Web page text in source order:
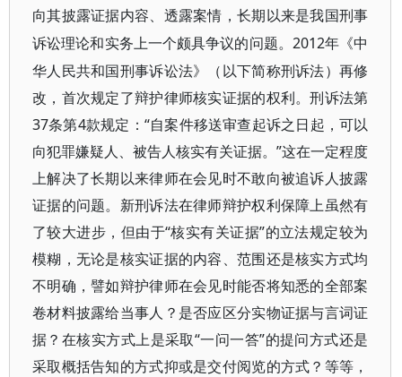
向其披露证据内容、透露案情，长期以来是我国刑事
诉讼理论和实务上一个颇具争议的问题。 2012年《中
华人民共和国刑事诉讼法》（以下简称刑诉法）再修
改，首次规定了辩护律师核实证据的权利。刑诉法第
37条第4款规定：“自案件移送审查起诉之日起，可以
向犯罪嫌疑人、被告人核实有关证据。”这在一定程度
上解决了长期以来律师在会见时不敢向被追诉人披露
证据的问题。新刑诉法在律师辩护权利保障上虽然有
了较大进步，但由于“核实有关证据”的立法规定较为
模糊，无论是核实证据的内容、范围还是核实方式均
不明确，譬如辩护律师在会见时能否将知悉的全部案
卷材料披露给当事人？是否应区分实物证据与言词证
据？在核实方式上是采取“一问一答”的提问方式还是
采取概括告知的方式抑或是交付阅览的方式？等等，